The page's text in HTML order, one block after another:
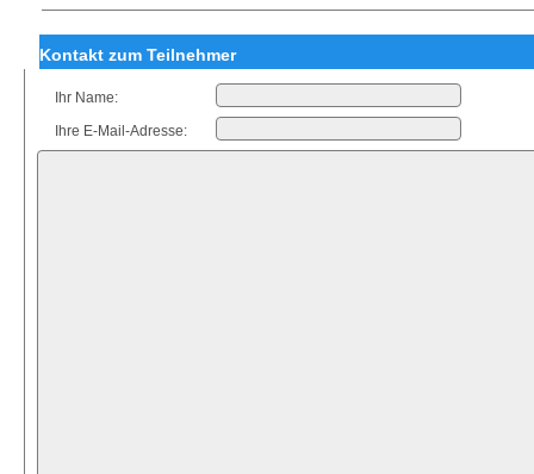
Kontakt zum Teilnehmer
Ihr Name:
Ihre E-Mail-Adresse: